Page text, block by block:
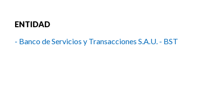
ENTIDAD
- Banco de Servicios y Transacciones S.A.U. - BST